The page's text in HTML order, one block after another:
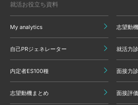
就活お役立ち資料
My analytics 志望動
自己PRジェネレーター 就活力
内定者ES100種 面接力
志望動機まとめ 面接評